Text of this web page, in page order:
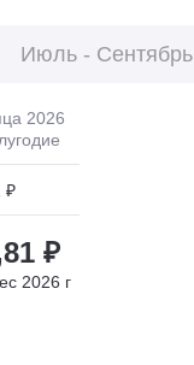
Июль - Сентябрь
2026
₽
₽
2026 г